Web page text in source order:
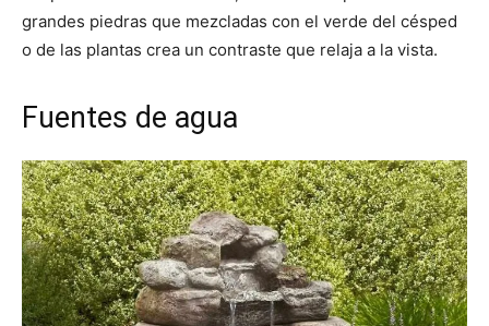
grandes piedras que mezcladas con el verde del césped
o de las plantas crea un contraste que relaja a la vista.
Fuentes de agua